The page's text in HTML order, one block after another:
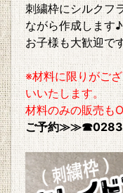
刺繍枠にシルクフ
ながら作成します♪
お子様も大歓迎で
※材料に限りがご
いいたします。
材料のみの販売も
ご予約